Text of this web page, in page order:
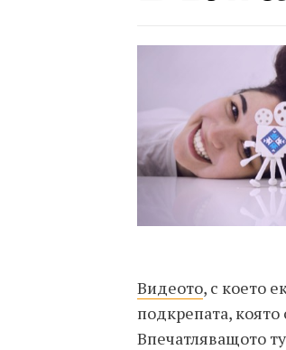
Видеото, с което
подкрепата, която
Впечатляващото